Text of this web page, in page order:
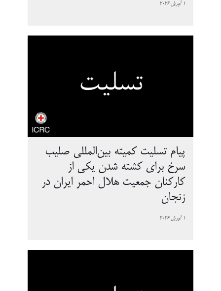
1 آوریل 2026
پیام تسلیت کمیته بین‌المللی صلیب
سرخ برای کشته شدن یکی از
کارکنان جمعیت هلال احمر ایران در
زنجان
1 آوریل 2026